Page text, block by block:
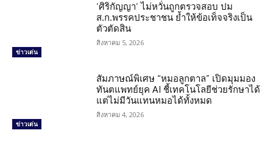
ข่าวเด่น
‘ศิริกัญญา’ ไม่หวั่นถูกตรวจสอบ ปม
ส.ก.พรรคประชาชน ย้ำให้ข้อเท็จจริงเป็น
ตัวตัดสิน
สิงหาคม 5, 2026
ข่าวเด่น
สัมภาษณ์พิเศษ “หมอลูกตาล” เปิดมุมมอง
ทันตแพทย์ยุค AI ชี้เทคโนโลยีช่วยรักษาได้
แต่ไม่มีวันแทนหมอได้ทั้งหมด
สิงหาคม 4, 2026